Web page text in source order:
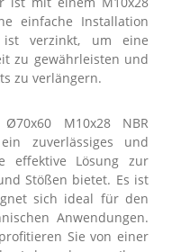
einfache Installation
ist verzinkt, um eine
zu gewährleisten und
zu verlängern.
M10x28 NBR
zuverlässiges und
effektive Lösung zur
Stößen bietet. Es ist
sich ideal für den
Anwendungen.
Sie von einer